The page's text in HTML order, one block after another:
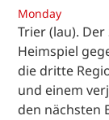
Monday
Trier (lau).
Heimspiel
die dritte
und einem
den nächsten